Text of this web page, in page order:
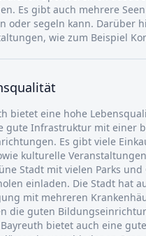
Es gibt auch mehrere
oder segeln kann. Darüber
wie zum Beispiel
bietet eine hohe
gute Infrastruktur mit einer
Es gibt viele
kulturelle
Stadt mit vielen Parks
einladen. Die Stadt hat
mit mehreren
die guten
bietet auch eine